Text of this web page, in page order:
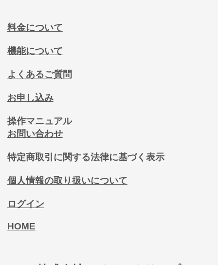
料金について
機能について
よくあるご質問
お申し込み
操作マニュアル
お問い合わせ
特定商取引に関する法律に基づく表示
個人情報の取り扱いについて
ログイン
HOME